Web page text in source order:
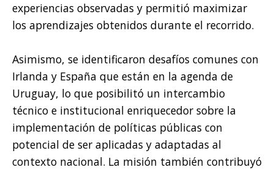
experiencias observadas y permitió maximizar
los aprendizajes obtenidos durante el recorrido.
Asimismo, se identificaron desafíos comunes con
Irlanda y España que están en la agenda de
Uruguay, lo que posibilitó un intercambio
técnico e institucional enriquecedor sobre la
implementación de políticas públicas con
potencial de ser aplicadas y adaptadas al
contexto nacional. La misión también contribuyó